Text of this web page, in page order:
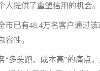
提供了重塑信用的机会。
已有48.4万名客户通过该
性。
头跑、成本高”的痛点，